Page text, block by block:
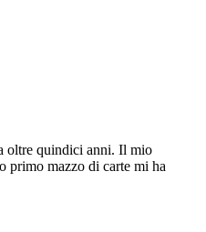
oltre quindici anni. Il mio
primo mazzo di carte mi ha